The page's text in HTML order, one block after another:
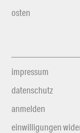
osten
impressum
datenschutz
anmelden
einwilligungen